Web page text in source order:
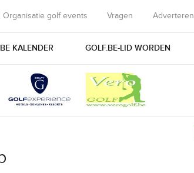
Organisatie golf events Vragen Adverteren
KALENDER GOLF.BE-LID WORDEN